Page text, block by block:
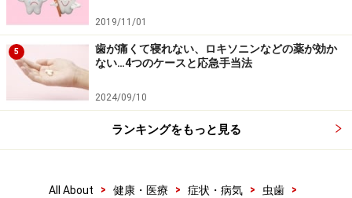
台を小さくする必要があるため、かぶせるための歯の切
削量はやや多くなります。
■価格
金属冠が概ね4千円程度、CAD/CAM冠は概ね8千円程度
かかります。（健康保険利用で、負担割合3割で計算。
2019/11/01
5
歯が痛くて寝れない、ロキソニンなどの薬が効か
ない…4つのケースと応急手当法
2024/09/10
ランキングをもっと見る
All About > 健康・医療 > 症状・病気 > 虫歯
>